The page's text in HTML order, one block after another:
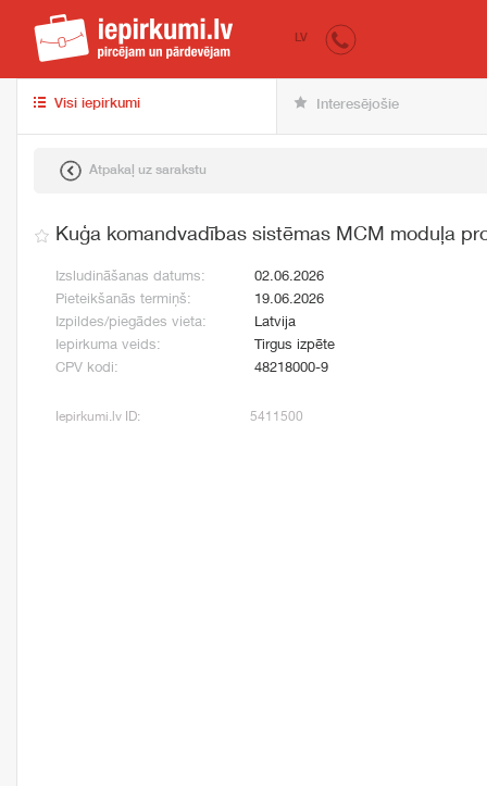
iepirkumi.lv
LV
Visi iepirkumi Interesējošie
Atpakaļ uz sarakstu
Kuģa komandvadības sistēmas MCM moduļa
Izsludināšanas datums:
02.06.2026
Pieteikšanās termiņš:
19.06.2026
Izpildes/piegādes vieta:
Latvija
Iepirkuma veids:
Tirgus izpēte
CPV kodi:
48218000-9
Iepirkumi.lv ID: 5411500